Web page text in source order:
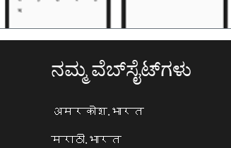
ನಮ್ಮ ವೆಬ್‌ಸೈಟ್‌ಗಳು
अमरकोश.भारत
मराठी.भारत